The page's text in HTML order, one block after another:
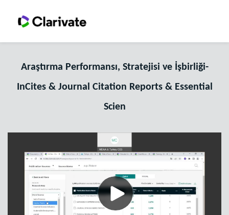
Araştırma Performansı, Stratejisi ve İşbirliği-
InCites & Journal Citation Reports & Essential
Scien